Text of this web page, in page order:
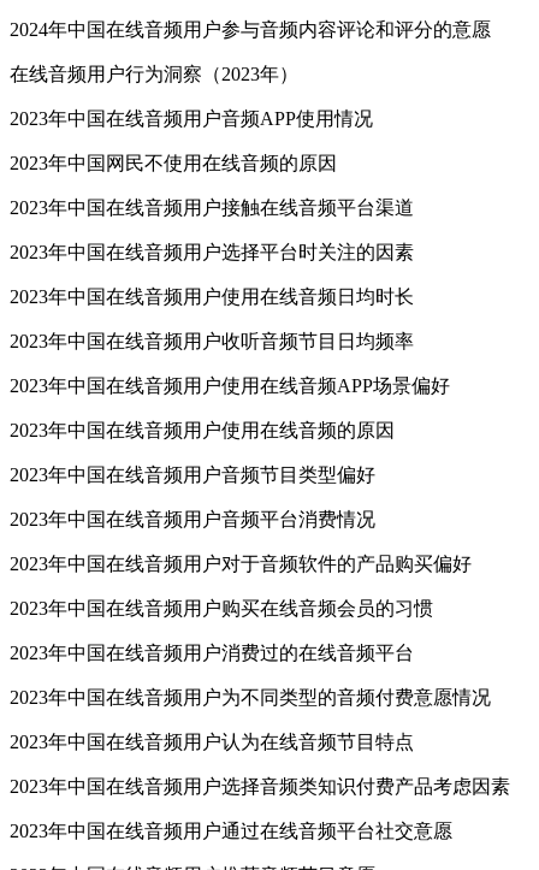
2024年中国在线音频用户参与音频内容评论和评分的意愿
在线音频用户行为洞察（2023年）
2023年中国在线音频用户音频APP使用情况
2023年中国网民不使用在线音频的原因
2023年中国在线音频用户接触在线音频平台渠道
2023年中国在线音频用户选择平台时关注的因素
2023年中国在线音频用户使用在线音频日均时长
2023年中国在线音频用户收听音频节目日均频率
2023年中国在线音频用户使用在线音频APP场景偏好
2023年中国在线音频用户使用在线音频的原因
2023年中国在线音频用户音频节目类型偏好
2023年中国在线音频用户音频平台消费情况
2023年中国在线音频用户对于音频软件的产品购买偏好
2023年中国在线音频用户购买在线音频会员的习惯
2023年中国在线音频用户消费过的在线音频平台
2023年中国在线音频用户为不同类型的音频付费意愿情况
2023年中国在线音频用户认为在线音频节目特点
2023年中国在线音频用户选择音频类知识付费产品考虑因素
2023年中国在线音频用户通过在线音频平台社交意愿